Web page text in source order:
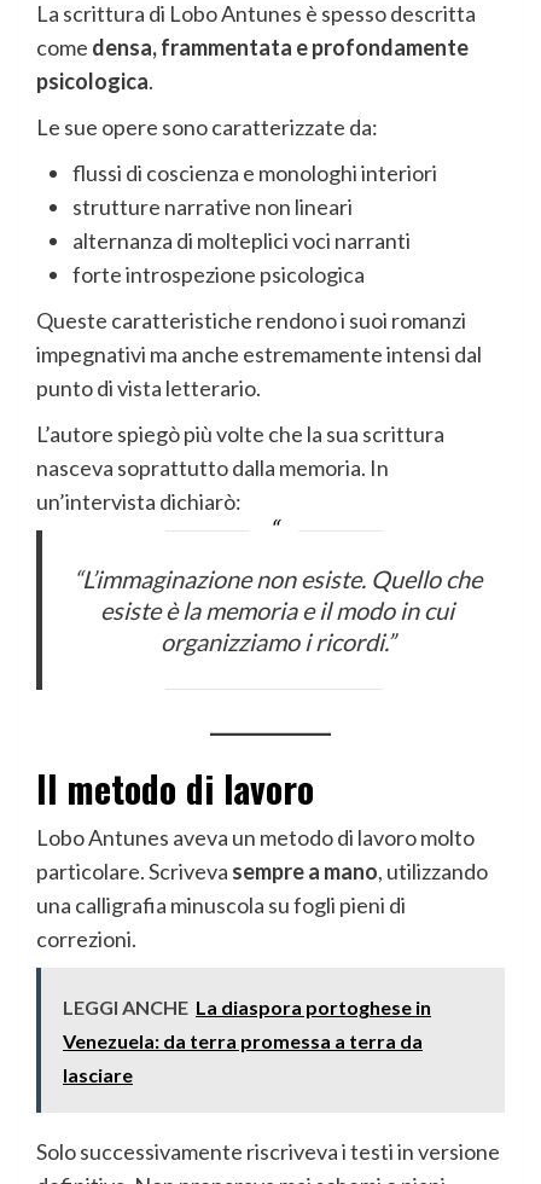
La scrittura di Lobo Antunes è spesso descritta
come densa, frammentata e profondamente
psicologica.
Le sue opere sono caratterizzate da:
flussi di coscienza e monologhi interiori
strutture narrative non lineari
alternanza di molteplici voci narranti
forte introspezione psicologica
Queste caratteristiche rendono i suoi romanzi
impegnativi ma anche estremamente intensi dal
punto di vista letterario.
L’autore spiegò più volte che la sua scrittura
nasceva soprattutto dalla memoria. In
un’intervista dichiarò:
“L’immaginazione non esiste. Quello che
esiste è la memoria e il modo in cui
organizziamo i ricordi.”
Il metodo di lavoro
Lobo Antunes aveva un metodo di lavoro molto
particolare. Scriveva sempre a mano, utilizzando
una calligrafia minuscola su fogli pieni di
correzioni.
LEGGI ANCHE La diaspora portoghese in
Venezuela: da terra promessa a terra da
lasciare
Solo successivamente riscriveva i testi in versione